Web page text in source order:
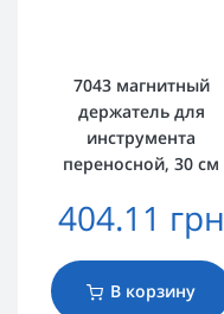
7043 магнитный
держатель для
инструмента
переносной, 30 см
404.11 грн
В корзину